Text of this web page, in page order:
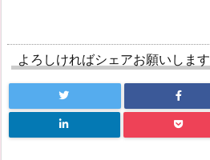
よろしければシェアお願いします